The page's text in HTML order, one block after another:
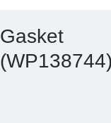
Gasket